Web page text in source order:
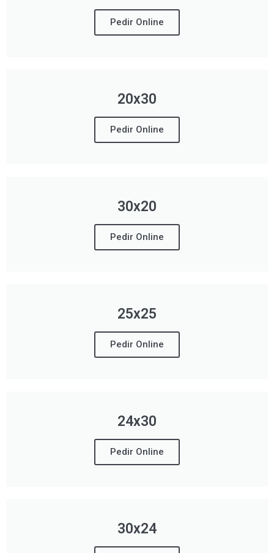
Pedir Online
20x30
Pedir Online
30x20
Pedir Online
25x25
Pedir Online
24x30
Pedir Online
30x24